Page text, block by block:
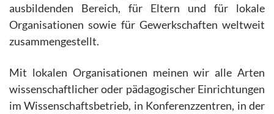
ausbildenden Bereich, für Eltern und für lokale
Organisationen sowie für Gewerkschaften weltweit
zusammengestellt.
Mit lokalen Organisationen meinen wir alle Arten
wissenschaftlicher oder pädagogischer Einrichtungen
im Wissenschaftsbetrieb, in Konferenzzentren, in der